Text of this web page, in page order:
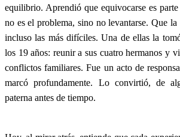
equilibrio. Aprendió que equivocarse es
no es el problema, sino no levantarse. Que
incluso las más difíciles. Una de ellas la
los 19 años: reunir a sus cuatro hermanos y
conflictos familiares. Fue un acto de
marcó profundamente. Lo convirtió, de
paterna antes de tiempo.